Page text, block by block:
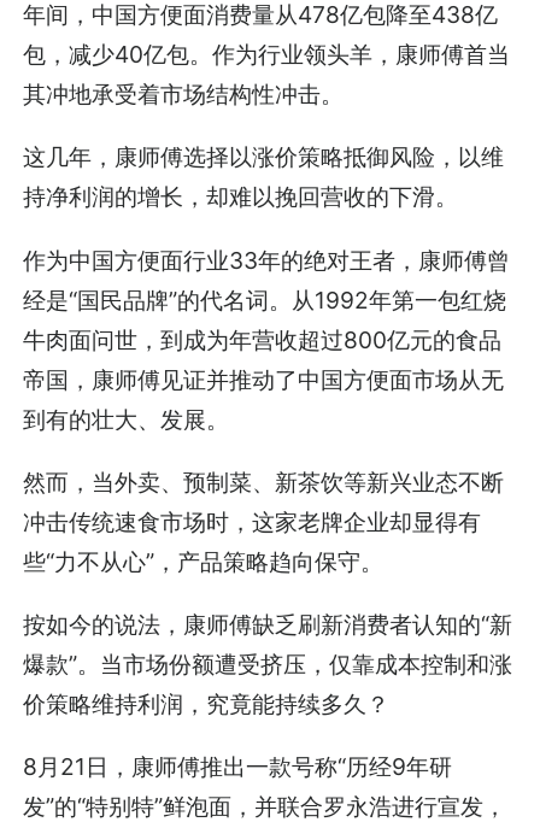
年间，中国方便面消费量从478亿包降至438亿
包，减少40亿包。作为行业领头羊，康师傅首当
其冲地承受着市场结构性冲击。
这几年，康师傅选择以涨价策略抵御风险，以维
持净利润的增长，却难以挽回营收的下滑。
作为中国方便面行业33年的绝对王者，康师傅曾
经是“国民品牌”的代名词。从1992年第一包红烧
牛肉面问世，到成为年营收超过800亿元的食品
帝国，康师傅见证并推动了中国方便面市场从无
到有的壮大、发展。
然而，当外卖、预制菜、新茶饮等新兴业态不断
冲击传统速食市场时，这家老牌企业却显得有
些“力不从心”，产品策略趋向保守。
按如今的说法，康师傅缺乏刷新消费者认知的“新
爆款”。当市场份额遭受挤压，仅靠成本控制和涨
价策略维持利润，究竟能持续多久？
8月21日，康师傅推出一款号称“历经9年研
发”的“特别特”鲜泡面，并联合罗永浩进行宣发，